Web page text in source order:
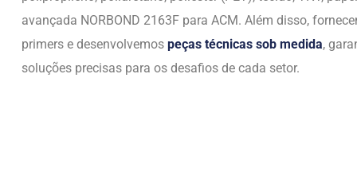
avançada NORBOND 2163F para ACM. Além disso,
primers e desenvolvemos peças técnicas sob medida,
soluções precisas para os desafios de cada setor.